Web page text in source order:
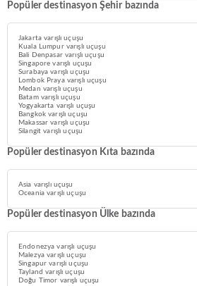
Popüler destinasyon Şehir bazında
Jakarta varışlı uçuşu
Kuala Lumpur varışlı uçuşu
Bali Denpasar varışlı uçuşu
Singapore varışlı uçuşu
Surabaya varışlı uçuşu
Lombok Praya varışlı uçuşu
Medan varışlı uçuşu
Batam varışlı uçuşu
Yogyakarta varışlı uçuşu
Bangkok varışlı uçuşu
Makassar varışlı uçuşu
Silangit varışlı uçuşu
Popüler destinasyon Kıta bazında
Asia varışlı uçuşu
Oceania varışlı uçuşu
Popüler destinasyon Ülke bazında
Endonezya varışlı uçuşu
Malezya varışlı uçuşu
Singapur varışlı uçuşu
Tayland varışlı uçuşu
Doğu Timor varışlı uçuşu